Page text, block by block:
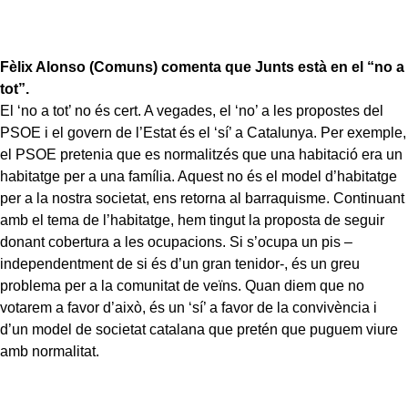
Fèlix Alonso (Comuns) comenta que Junts està en el “no a
tot”.
El ‘no a tot’ no és cert. A vegades, el ‘no’ a les propostes del
PSOE i el govern de l’Estat és el ‘sí’ a Catalunya. Per exemple,
el PSOE pretenia que es normalitzés que una habitació era un
habitatge per a una família. Aquest no és el model d’habitatge
per a la nostra societat, ens retorna al barraquisme. Continuant
amb el tema de l’habitatge, hem tingut la proposta de seguir
donant cobertura a les ocupacions. Si s’ocupa un pis –
independentment de si és d’un gran tenidor-, és un greu
problema per a la comunitat de veïns. Quan diem que no
votarem a favor d’això, és un ‘sí’ a favor de la convivència i
d’un model de societat catalana que pretén que puguem viure
amb normalitat.